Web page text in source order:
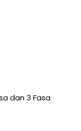
dan 3 Fasa